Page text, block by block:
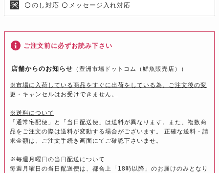
〇 のし対応 〇 メッセージ入れ対応
ご注文前に必ずお読み下さい
店舗からのお知らせ （豊洲市場ドットコム（鮮魚販売店））
※市場に入荷している商品をすぐに出荷をしている為、ご注文後の変
更・キャンセルはお受けできません。
※送料について
「通常宅配便」と「当日配送便」は送料が異なります。また、複数商
品をご注文の際は送料が変動する場合がございます。 正確な送料・請
求金額は、ご注文手続き画面にてご確認下さいませ。
※毎週月曜日の当日配送について
毎週月曜日の当日配送便は、都合上「18時以降」のお届けのみとなり